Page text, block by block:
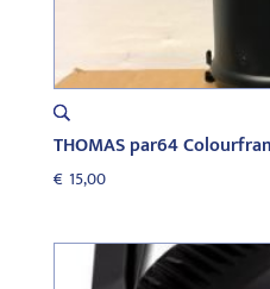
THOMAS par64
€ 15,00